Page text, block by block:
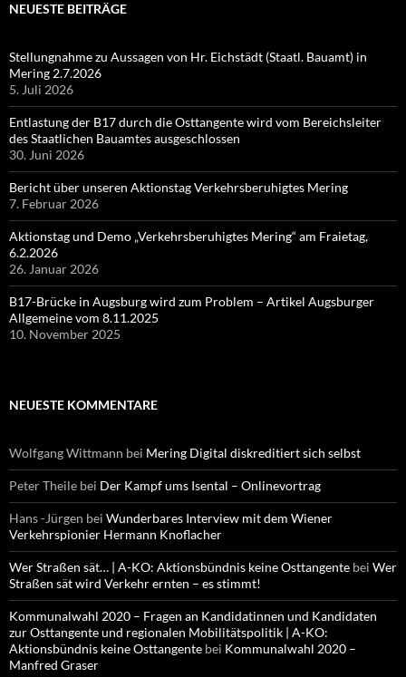
NEUESTE BEITRÄGE
Stellungnahme zu Aussagen von Hr. Eichstädt (Staatl. Bauamt) in
Mering 2.7.2026
5. Juli 2026
Entlastung der B17 durch die Osttangente wird vom Bereichsleiter
des Staatlichen Bauamtes ausgeschlossen
30. Juni 2026
Bericht über unseren Aktionstag Verkehrsberuhigtes Mering
7. Februar 2026
Aktionstag und Demo „Verkehrsberuhigtes Mering“ am Fraietag,
6.2.2026
26. Januar 2026
B17-Brücke in Augsburg wird zum Problem – Artikel Augsburger
Allgemeine vom 8.11.2025
10. November 2025
NEUESTE KOMMENTARE
Wolfgang Wittmann bei Mering Digital diskreditiert sich selbst
Peter Theile bei Der Kampf ums Isental – Onlinevortrag
Hans -Jürgen bei Wunderbares Interview mit dem Wiener
Verkehrspionier Hermann Knoflacher
Wer Straßen sät… | A-KO: Aktionsbündnis keine Osttangente bei Wer
Straßen sät wird Verkehr ernten – es stimmt!
Kommunalwahl 2020 – Fragen an Kandidatinnen und Kandidaten
zur Osttangente und regionalen Mobilitätspolitik | A-KO:
Aktionsbündnis keine Osttangente bei Kommunalwahl 2020 –
Manfred Graser